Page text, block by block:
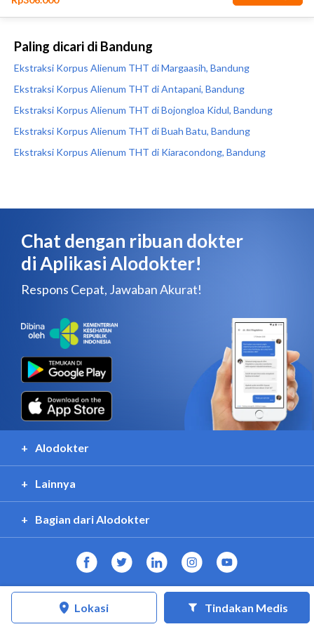
Paling dicari di Bandung
Ekstraksi Korpus Alienum THT di Margaasih, Bandung
Ekstraksi Korpus Alienum THT di Antapani, Bandung
Ekstraksi Korpus Alienum THT di Bojongloa Kidul, Bandung
Ekstraksi Korpus Alienum THT di Buah Batu, Bandung
Ekstraksi Korpus Alienum THT di Kiaracondong, Bandung